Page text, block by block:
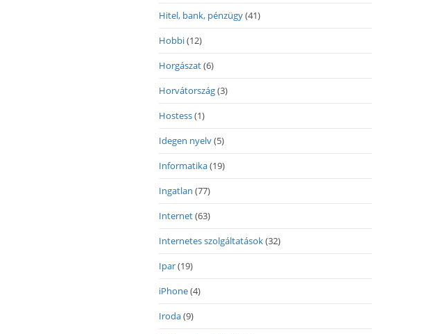
Hitel, bank, pénzügy(41)
Hobbi(12)
Horgászat(6)
Horvátország(3)
Hostess(1)
Idegen nyelv(5)
Informatika(19)
Ingatlan (77)
Internet(63)
Internetes szolgáltatások(32)
Ipar(19)
iPhone(4)
Iroda(9)